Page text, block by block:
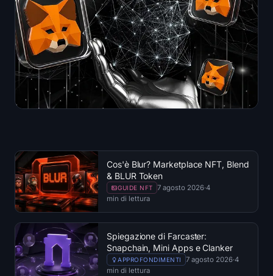
Cos'è Blur? Marketplace NFT, Blend
& BLUR Token
GUIDE NFT 7 agosto 2026·4
min di lettura
Spiegazione di Farcaster:
Snapchain, Mini Apps e Clanker
APPROFONDIMENTI 7 agosto 2026·4
min di lettura